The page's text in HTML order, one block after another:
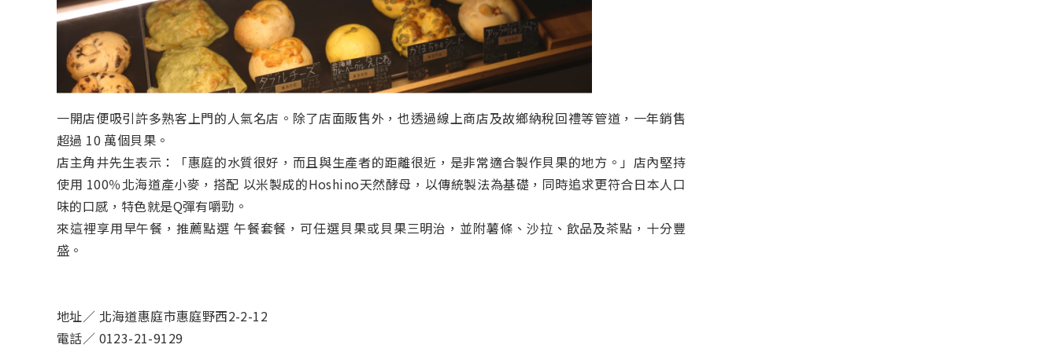
一開店便吸引許多熟客上門的人氣名店。除了店面販售外，也透過線上商店及故鄉納稅回禮等管道，一年銷售
超過 10 萬個貝果。
店主角井先生表示：「惠庭的水質很好，而且與生產者的距離很近，是非常適合製作貝果的地方。」店內堅持
使用 100％北海道產小麥，搭配 以米製成的Hoshino天然酵母，以傳統製法為基礎，同時追求更符合日本人口
味的口感，特色就是Q彈有嚼勁。
來這裡享用早午餐，推薦點選 午餐套餐，可任選貝果或貝果三明治，並附薯條、沙拉、飲品及茶點，十分豐
盛。
地址／ 北海道惠庭市惠庭野西2-2-12
電話／ 0123-21-9129